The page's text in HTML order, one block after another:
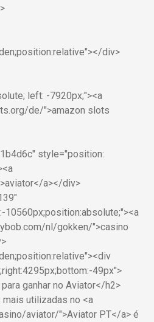
div>
left: -7920px;"><a
de/">amazon slots
style="position:
a></div>
nl/gokken/">casino
49px">
ganhar no Aviator</h2>
utilizadas no <a
aviator/">Aviator PT</a> é